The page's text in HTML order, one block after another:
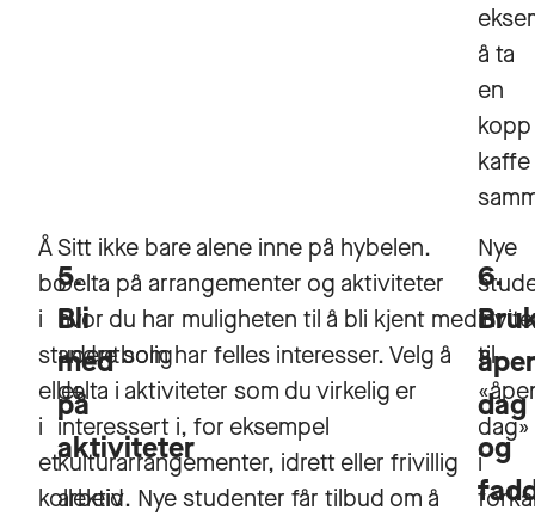
å ta
en
kopp
kaffe
Å
bo
i
studentbolig
eller
i
et
kollektiv
5.
Bli
med
på
aktiviteter
Sitt ikke bare alene inne på hybelen.
Delta på arrangementer og aktiviteter
hvor du har muligheten til å bli kjent med
andre som har felles interesser. Velg å
delta i aktiviteter som du virkelig er
interessert i, for eksempel
kulturarrangementer, idrett eller frivillig
arbeid. Nye studenter får tilbud om å
6.
dag
og
Nye
til
dag»
i